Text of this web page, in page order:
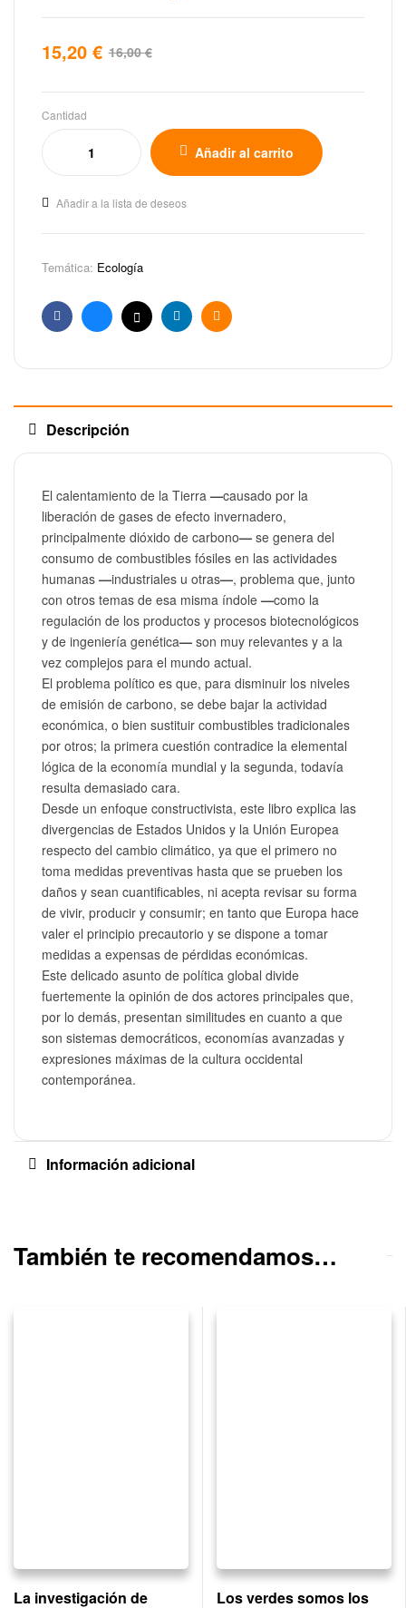
16,00€
15,20 €
Cantidad
Añadir al carrito
Añadir a la lista de deseos
Temática: Ecología
FacebookBlueskyX LinkedinEmail
Descripción
El calentamiento de la Tierra —causado por la
liberación de gases de efecto invernadero,
principalmente dióxido de carbono— se genera del
consumo de combustibles fósiles en las actividades
humanas —industriales u otras—, problema que, junto
con otros temas de esa misma índole —como la
regulación de los productos y procesos biotecnológicos
y de ingeniería genética— son muy relevantes y a la
vez complejos para el mundo actual.
El problema político es que, para disminuir los niveles
de emisión de carbono, se debe bajar la actividad
económica, o bien sustituir combustibles tradicionales
por otros; la primera cuestión contradice la elemental
lógica de la economía mundial y la segunda, todavía
resulta demasiado cara.
Desde un enfoque constructivista, este libro explica las
divergencias de Estados Unidos y la Unión Europea
respecto del cambio climático, ya que el primero no
toma medidas preventivas hasta que se prueben los
daños y sean cuantificables, ni acepta revisar su forma
de vivir, producir y consumir; en tanto que Europa hace
valer el principio precautorio y se dispone a tomar
medidas a expensas de pérdidas económicas.
Este delicado asunto de política global divide
fuertemente la opinión de dos actores principales que,
por lo demás, presentan similitudes en cuanto a que
son sistemas democráticos, economías avanzadas y
expresiones máximas de la cultura occidental
contemporánea.
Información adicional
También te recomendamos…
La investigación de Los verdes somos los